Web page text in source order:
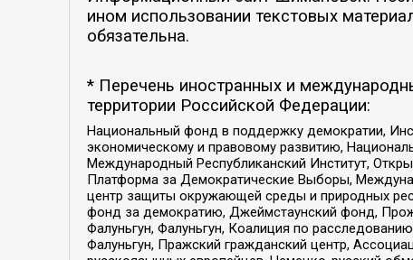
ином использовании текстовых
обязательна.
* Перечень иностранных и
территории Российской Федерации:
Национальный фонд в поддержку демократии,
экономическому и правовому развитию,
Международный Республиканский Институт,
Платформа за Демократические Выборы,
центр защиты окружающей среды и природных
фонд за демократию, Джеймстаунский фонд,
Фалуньгун, Фалуньгун, Коалиция по
Фалуньгун, Пражский гражданский центр,